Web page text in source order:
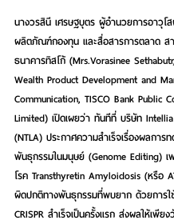
นางวรสินี เศรษฐบุตร ผู้อำนวยการอาวุ
ผลิตภัณฑ์กองทุน และสื่อสารการตลาด ส
ธนาคารทิสโก้ (Mrs.Vorasinee
Wealth Product Development and
Communication, TISCO Bank Public
Limited) เปิดเผยว่า ทันทีที่ บริษัท
(NTLA) ประกาศความสำเร็จเรื่องผลการ
พันธุกรรมในมนุษย์ (Genome Editing)
โรค Transthyretin Amyloidosis (หรือ
ผิดปกติทางพันธุกรรมที่พบยาก ด้วยการใ
CRISPR สำเร็จเป็นครั้งแรก ส่งผลให้เพีย